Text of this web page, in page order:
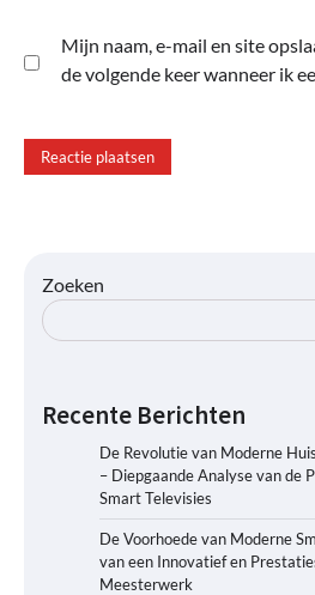
Mijn naam, e-mail en site
de volgende keer wanneer ik
Zoeken
Recente Berichten
De Revolutie van Moderne
– Diepgaande Analyse van de
Smart Televisies
De Voorhoede van Moderne
van een Innovatief en
Meesterwerk